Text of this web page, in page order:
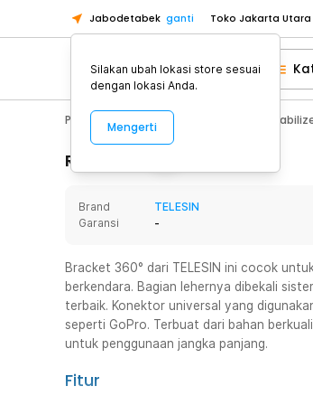
Jabodetabek ganti Toko Jakarta Utara
Toko Tangerang
Toko Cikupa
Pick n Go Jakarta
Pick n Go Bekasi
Toko Tangerang
Toko Cikupa
Pick n Go Jakarta
Pick n Go Bekasi
Photography Tripod, Monopod &
Rincian Produk
Brand
TELESIN
Garansi
-
Bracket 360° dari TELESIN ini cocok
berkendara. Bagian lehernya dibekali
terbaik. Konektor universal yang
seperti GoPro. Terbuat dari bahan
untuk penggunaan jangka panjang.
Fitur
Silakan ubah lokasi store sesuai
dengan lokasi Anda.
Mengerti